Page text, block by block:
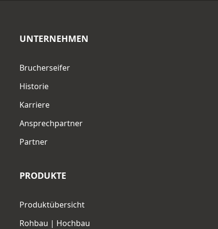
UNTERNEHMEN
Brucherseifer
Historie
Karriere
Ansprechpartner
Partner
PRODUKTE
Produktübersicht
Rohbau | Hochbau